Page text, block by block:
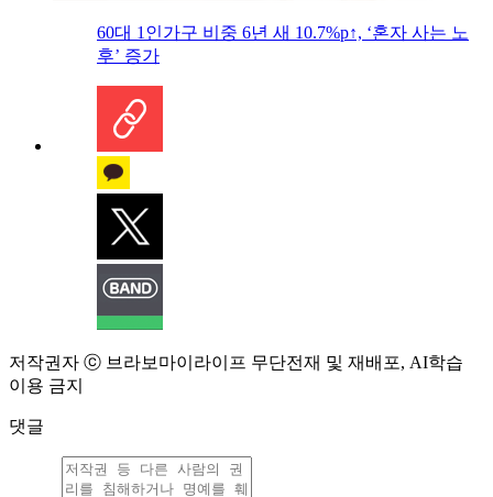
60대 1인가구 비중 6년 새 10.7%p↑, ‘혼자 사는 노
후’ 증가
저작권자 ⓒ 브라보마이라이프 무단전재 및 재배포, AI학습
이용 금지
댓글